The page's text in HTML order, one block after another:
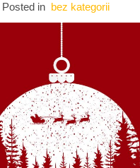
in bez kategorii